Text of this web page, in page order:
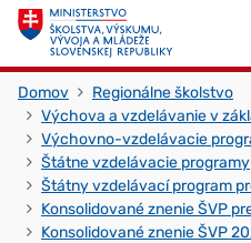
Skočiť na obsah
Domov
Regionálne školstvo
Výchova a vzdelávanie v
Výchovno-vzdelávacie
Štátne vzdelávacie programy
Štátny vzdelávací program
Konsolidované znenie ŠVP
Konsolidované znenie ŠVP
Skočiť na začiatok stránky